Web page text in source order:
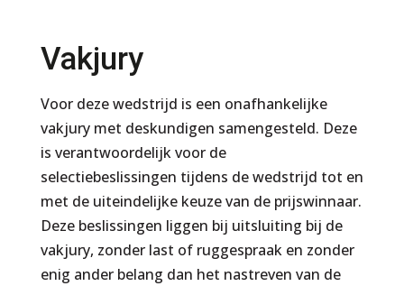
Vakjury
Voor deze wedstrijd is een onafhankelijke
vakjury met deskundigen samengesteld. Deze
is verantwoordelijk voor de
selectiebeslissingen tijdens de wedstrijd tot en
met de uiteindelijke keuze van de prijswinnaar.
Deze beslissingen liggen bij uitsluiting bij de
vakjury, zonder last of ruggespraak en zonder
enig ander belang dan het nastreven van de